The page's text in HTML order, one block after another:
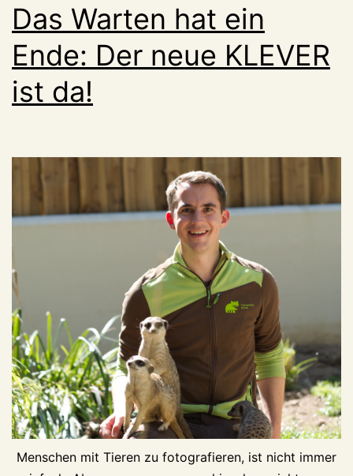
Das Warten hat ein
Ende: Der neue KLEVER
ist da!
Menschen mit Tieren zu fotografieren, ist nicht immer